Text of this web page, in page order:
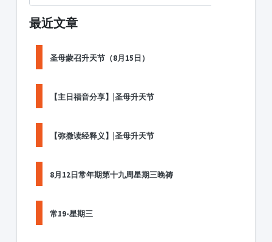
最近文章
圣母蒙召升天节（8月15日）
【主日福音分享】|圣母升天节
【弥撒读经释义】|圣母升天节
8月12日常年期第十九周星期三晚祷
常19-星期三